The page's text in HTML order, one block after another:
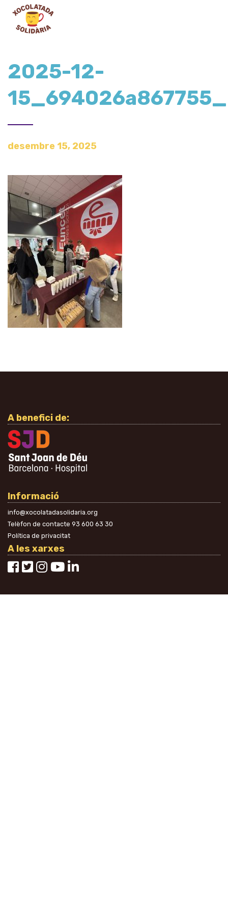
2025-12-
desembre 15, 2025
A benefici de:
Informació
info@xocolatadasolidaria.org
Telèfon de contacte 93 600 63 30
Política de privacitat
A les xarxes